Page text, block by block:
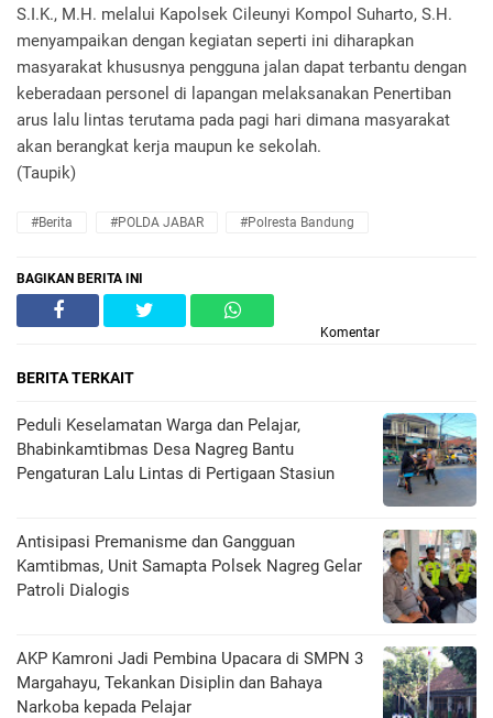
S.I.K., M.H. melalui Kapolsek Cileunyi Kompol Suharto, S.H.
menyampaikan dengan kegiatan seperti ini diharapkan
masyarakat khususnya pengguna jalan dapat terbantu dengan
keberadaan personel di lapangan melaksanakan Penertiban
arus lalu lintas terutama pada pagi hari dimana masyarakat
akan berangkat kerja maupun ke sekolah.
(Taupik)
#Berita #POLDA JABAR #Polresta Bandung
BAGIKAN BERITA INI
Komentar
BERITA TERKAIT
Peduli Keselamatan Warga dan Pelajar,
Bhabinkamtibmas Desa Nagreg Bantu
Pengaturan Lalu Lintas di Pertigaan Stasiun
Antisipasi Premanisme dan Gangguan
Kamtibmas, Unit Samapta Polsek Nagreg Gelar
Patroli Dialogis
AKP Kamroni Jadi Pembina Upacara di SMPN 3
Margahayu, Tekankan Disiplin dan Bahaya
Narkoba kepada Pelajar